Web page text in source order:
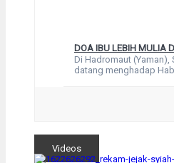
DOA IBU LEBIH MULIA
Di Hadromaut (Yaman),
datang menghadap
Videos